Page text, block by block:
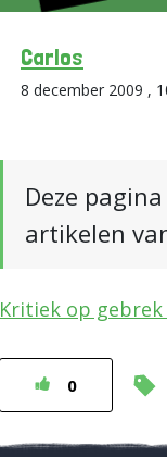
Carlos
8 december 2009 ,
Deze
artikelen
Kritiek op
0